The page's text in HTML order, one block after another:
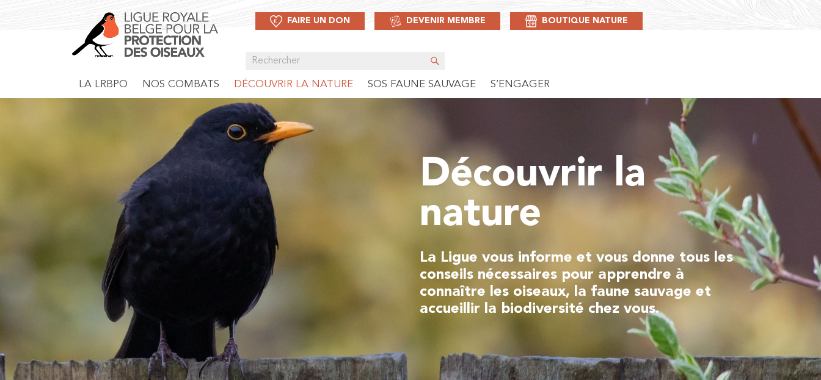
FAIRE UN DON DEVENIR MEMBRE BOUTIQUE NATURE
LA LRBPO NOS COMBATS DÉCOUVRIR LA NATURE SOS FAUNE SAUVAGE S’ENGAGER
Découvrir la
nature
La Ligue vous informe et vous donne tous les
conseils nécessaires pour apprendre à
connaître les oiseaux, la faune sauvage et
accueillir la biodiversité chez vous.